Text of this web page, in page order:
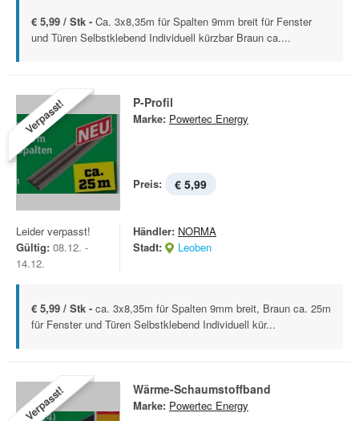
€ 5,99 / Stk - Ca. 3x8,35m für Spalten 9mm breit für Fenster
und Türen Selbstklebend Individuell kürzbar Braun ca....
Verpasst! P-Profil
Marke: Powertec Energy
Preis: € 5,99
Leider verpasst!
Gültig: 08.12. -
14.12.
Händler: NORMA
Stadt:
Leoben
€ 5,99 / Stk - ca. 3x8,35m für Spalten 9mm breit, Braun ca. 25m
für Fenster und Türen Selbstklebend Individuell kür...
Verpasst! Wärme-Schaumstoffband
Marke: Powertec Energy